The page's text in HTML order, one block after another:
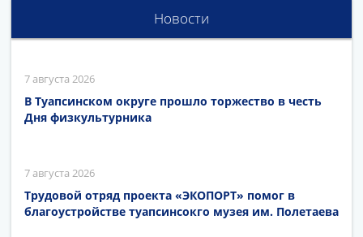
Новости
7 августа 2026
В Туапсинском округе прошло торжество в честь
Дня физкультурника
7 августа 2026
Трудовой отряд проекта «ЭКОПОРТ» помог в
благоустройстве туапсинсокго музея им. Полетаева